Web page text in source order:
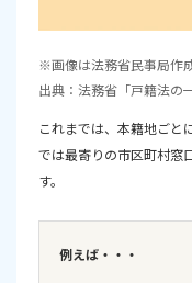
※画像は法務省民事局作
出典：法務省「戸籍法の
これまでは、本籍地ごと
では最寄りの市区町村窓
す。
例えば・・・